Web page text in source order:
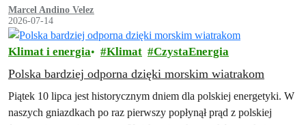
małych źródeł jako element polskiej racji stanu. Lekcje z
doświadczeń Ukrainy".
Marcel Andino Velez
2026-07-14
Klimat i energia Klimat CzystaEnergia
Polska bardziej odporna dzięki morskim wiatrakom
Piątek 10 lipca jest historycznym dniem dla polskiej energetyki. W
naszych gniazdkach po raz pierwszy popłynął prąd z polskiej